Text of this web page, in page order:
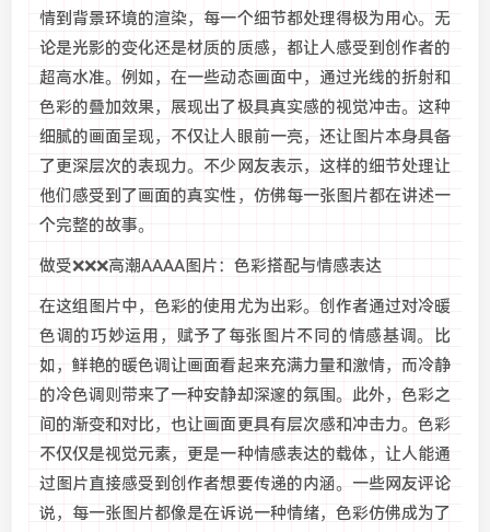
情到背景环境的渲染，每一个细节都处理得极为用心。无
论是光影的变化还是材质的质感，都让人感受到创作者的
超高水准。例如，在一些动态画面中，通过光线的折射和
色彩的叠加效果，展现出了极具真实感的视觉冲击。这种
细腻的画面呈现，不仅让人眼前一亮，还让图片本身具备
了更深层次的表现力。不少网友表示，这样的细节处理让
他们感受到了画面的真实性，仿佛每一张图片都在讲述一
个完整的故事。
做受❌❌❌高潮AAAA图片：色彩搭配与情感表达
在这组图片中，色彩的使用尤为出彩。创作者通过对冷暖
色调的巧妙运用，赋予了每张图片不同的情感基调。比
如，鲜艳的暖色调让画面看起来充满力量和激情，而冷静
的冷色调则带来了一种安静却深邃的氛围。此外，色彩之
间的渐变和对比，也让画面更具有层次感和冲击力。色彩
不仅仅是视觉元素，更是一种情感表达的载体，让人能通
过图片直接感受到创作者想要传递的内涵。一些网友评论
说，每一张图片都像是在诉说一种情绪，色彩仿佛成为了